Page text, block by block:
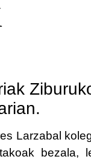
Larzabal
bezala,